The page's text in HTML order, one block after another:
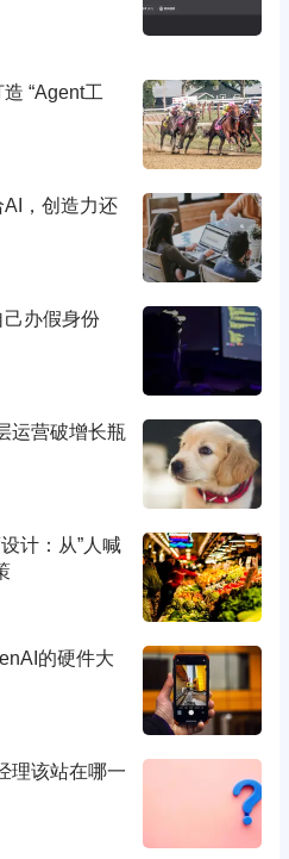
“Agent工
AI，创造力还
办假身份
运营破增长瓶
计：从”人喊
的硬件大
理该站在哪一